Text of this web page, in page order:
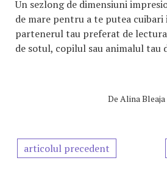
Un sezlong de dimensiuni
de mare pentru a te putea
partenerul tau preferat de
de sotul, copilul sau animalul tau
De Alina Bleaja
articolul precedent